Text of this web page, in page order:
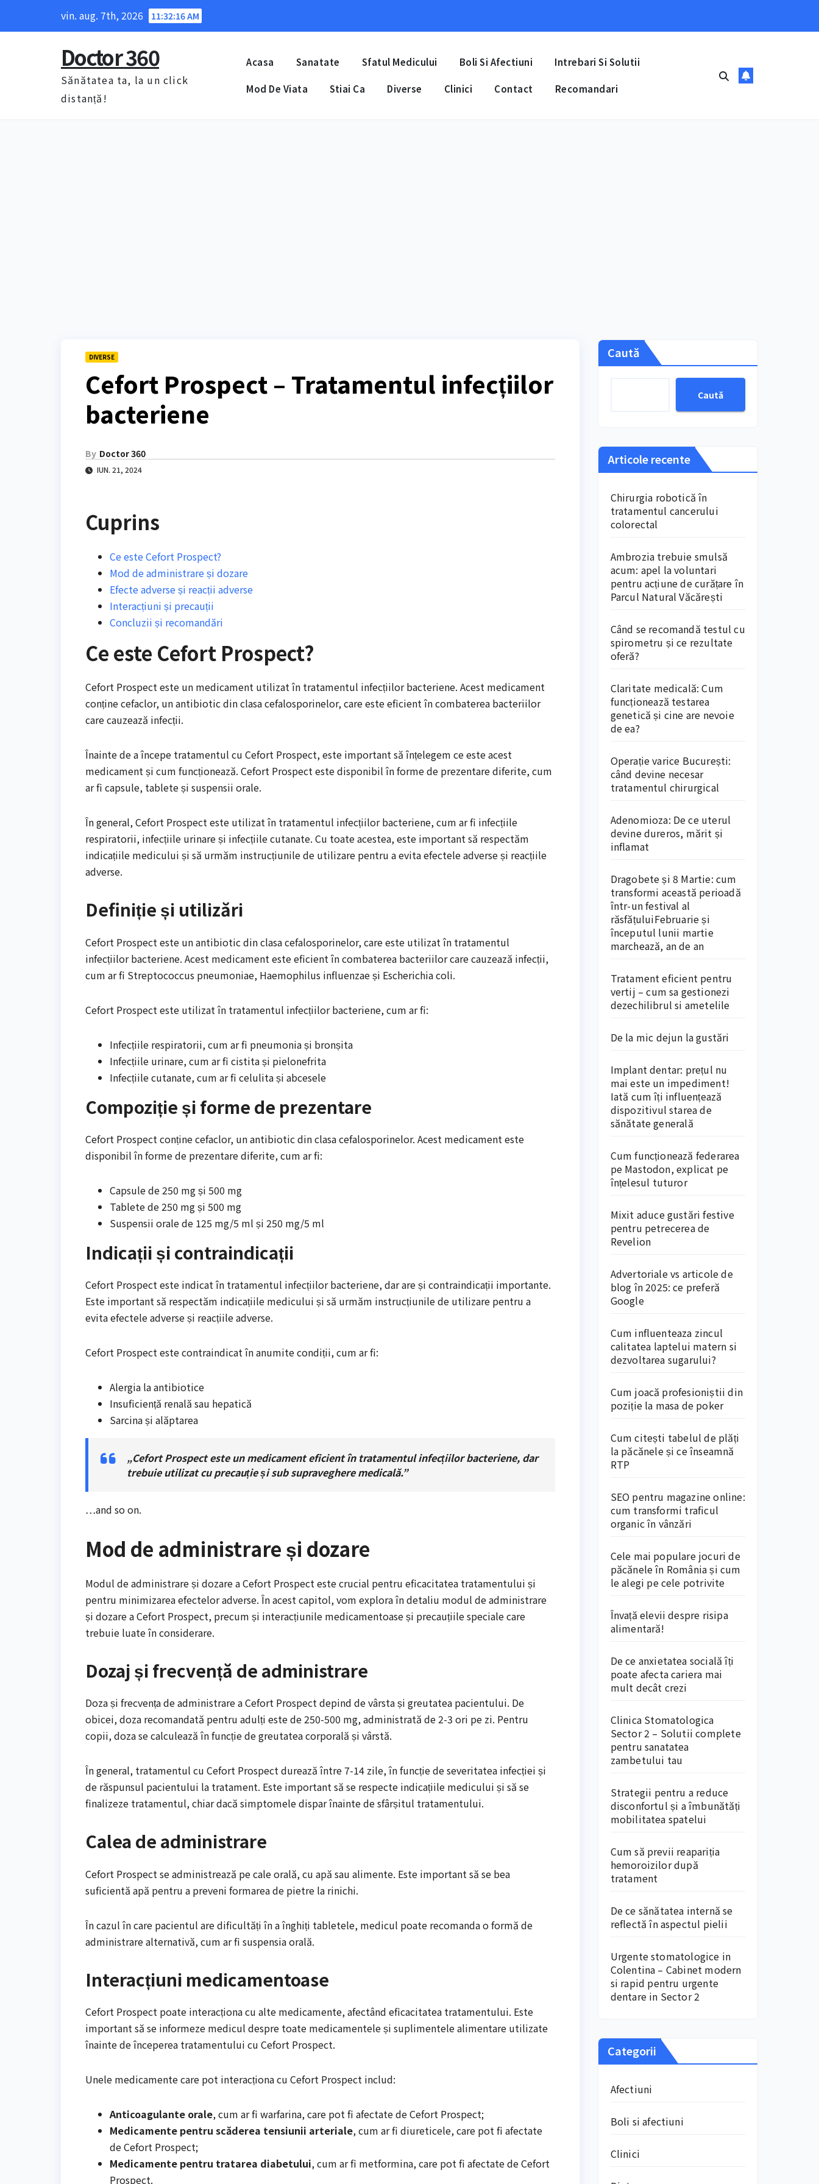
vin. aug. 7th, 2026 11:32:16 AM
Doctor 360
Sănătatea ta, la un click
distanță!
Acasa Sanatate Sfatul Medicului Boli Si Afectiuni Intrebari Si Solutii
Mod De Viata Stiai Ca Diverse Clinici Contact Recomandari
DIVERSE
Cefort Prospect – Tratamentul infecțiilor
bacteriene
By Doctor 360
IUN. 21, 2024
Cuprins
Ce este Cefort Prospect?
Mod de administrare și dozare
Efecte adverse și reacții adverse
Interacțiuni și precauții
Concluzii și recomandări
Ce este Cefort Prospect?
Cefort Prospect este un medicament utilizat în tratamentul infecțiilor bacteriene. Acest medicament
conține cefaclor, un antibiotic din clasa cefalosporinelor, care este eficient în combaterea bacteriilor
care cauzează infecții.
Înainte de a începe tratamentul cu Cefort Prospect, este important să înțelegem ce este acest
medicament și cum funcționează. Cefort Prospect este disponibil în forme de prezentare diferite, cum
ar fi capsule, tablete și suspensii orale.
În general, Cefort Prospect este utilizat în tratamentul infecțiilor bacteriene, cum ar fi infecțiile
respiratorii, infecțiile urinare și infecțiile cutanate. Cu toate acestea, este important să respectăm
indicațiile medicului și să urmăm instrucțiunile de utilizare pentru a evita efectele adverse și reacțiile
adverse.
Definiție și utilizări
Cefort Prospect este un antibiotic din clasa cefalosporinelor, care este utilizat în tratamentul
infecțiilor bacteriene. Acest medicament este eficient în combaterea bacteriilor care cauzează infecții,
cum ar fi Streptococcus pneumoniae, Haemophilus influenzae și Escherichia coli.
Cefort Prospect este utilizat în tratamentul infecțiilor bacteriene, cum ar fi:
Infecțiile respiratorii, cum ar fi pneumonia și bronșita
Infecțiile urinare, cum ar fi cistita și pielonefrita
Infecțiile cutanate, cum ar fi celulita și abcesele
Compoziție și forme de prezentare
Cefort Prospect conține cefaclor, un antibiotic din clasa cefalosporinelor. Acest medicament este
disponibil în forme de prezentare diferite, cum ar fi:
Capsule de 250 mg și 500 mg
Tablete de 250 mg și 500 mg
Suspensii orale de 125 mg/5 ml și 250 mg/5 ml
Indicații și contraindicații
Cefort Prospect este indicat în tratamentul infecțiilor bacteriene, dar are și contraindicații importante.
Este important să respectăm indicațiile medicului și să urmăm instrucțiunile de utilizare pentru a
evita efectele adverse și reacțiile adverse.
Cefort Prospect este contraindicat în anumite condiții, cum ar fi:
Alergia la antibiotice
Insuficiență renală sau hepatică
Sarcina și alăptarea
„Cefort Prospect este un medicament eficient în tratamentul infecțiilor bacteriene, dar
trebuie utilizat cu precauție și sub supraveghere medicală.”
…and so on.
Mod de administrare și dozare
Modul de administrare și dozare a Cefort Prospect este crucial pentru eficacitatea tratamentului și
pentru minimizarea efectelor adverse. În acest capitol, vom explora în detaliu modul de administrare
și dozare a Cefort Prospect, precum și interacțiunile medicamentoase și precauțiile speciale care
trebuie luate în considerare.
Dozaj și frecvență de administrare
Doza și frecvența de administrare a Cefort Prospect depind de vârsta și greutatea pacientului. De
obicei, doza recomandată pentru adulți este de 250-500 mg, administrată de 2-3 ori pe zi. Pentru
copii, doza se calculează în funcție de greutatea corporală și vârstă.
În general, tratamentul cu Cefort Prospect durează între 7-14 zile, în funcție de severitatea infecției și
de răspunsul pacientului la tratament. Este important să se respecte indicațiile medicului și să se
finalizeze tratamentul, chiar dacă simptomele dispar înainte de sfârșitul tratamentului.
Calea de administrare
Cefort Prospect se administrează pe cale orală, cu apă sau alimente. Este important să se bea
suficientă apă pentru a preveni formarea de pietre la rinichi.
În cazul în care pacientul are dificultăți în a înghiți tabletele, medicul poate recomanda o formă de
administrare alternativă, cum ar fi suspensia orală.
Interacțiuni medicamentoase
Cefort Prospect poate interacționa cu alte medicamente, afectând eficacitatea tratamentului. Este
important să se informeze medicul despre toate medicamentele și suplimentele alimentare utilizate
înainte de începerea tratamentului cu Cefort Prospect.
Unele medicamente care pot interacționa cu Cefort Prospect includ:
Anticoagulante orale, cum ar fi warfarina, care pot fi afectate de Cefort Prospect;
Medicamente pentru scăderea tensiunii arteriale, cum ar fi diureticele, care pot fi afectate
de Cefort Prospect;
Medicamente pentru tratarea diabetului, cum ar fi metformina, care pot fi afectate de Cefort
Prospect.
Caută
Caută
Articole recente
Chirurgia robotică în
tratamentul cancerului
colorectal
Ambrozia trebuie smulsă
acum: apel la voluntari
pentru acțiune de curățare în
Parcul Natural Văcărești
Când se recomandă testul cu
spirometru și ce rezultate
oferă?
Claritate medicală: Cum
funcționează testarea
genetică și cine are nevoie
de ea?
Operație varice București:
când devine necesar
tratamentul chirurgical
Adenomioza: De ce uterul
devine dureros, mărit și
inflamat
Dragobete și 8 Martie: cum
transformi această perioadă
într-un festival al
răsfățuluiFebruarie și
începutul lunii martie
marchează, an de an
Tratament eficient pentru
vertij – cum sa gestionezi
dezechilibrul si ametelile
De la mic dejun la gustări
Implant dentar: prețul nu
mai este un impediment!
Iată cum îți influențează
dispozitivul starea de
sănătate generală
Cum funcționează federarea
pe Mastodon, explicat pe
înțelesul tuturor
Mixit aduce gustări festive
pentru petrecerea de
Revelion
Advertoriale vs articole de
blog în 2025: ce preferă
Google
Cum influenteaza zincul
calitatea laptelui matern si
dezvoltarea sugarului?
Cum joacă profesioniștii din
poziție la masa de poker
Cum citești tabelul de plăți
la păcănele și ce înseamnă
RTP
SEO pentru magazine online:
cum transformi traficul
organic în vânzări
Cele mai populare jocuri de
păcănele în România și cum
le alegi pe cele potrivite
Învață elevii despre risipa
alimentară!
De ce anxietatea socială îți
poate afecta cariera mai
mult decât crezi
Clinica Stomatologica
Sector 2 – Solutii complete
pentru sanatatea
zambetului tau
Strategii pentru a reduce
disconfortul și a îmbunătăți
mobilitatea spatelui
Cum să previi reapariția
hemoroizilor după
tratament
De ce sănătatea internă se
reflectă în aspectul pielii
Urgente stomatologice in
Colentina – Cabinet modern
si rapid pentru urgente
dentare in Sector 2
Categorii
Afectiuni
Boli si afectiuni
Clinici